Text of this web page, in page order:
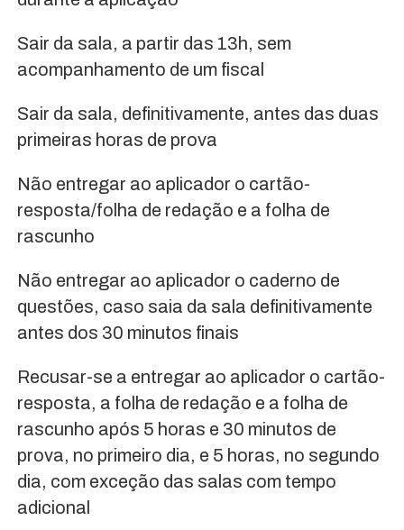
Sair da sala, a partir das 13h, sem
acompanhamento de um fiscal
Sair da sala, definitivamente, antes das duas
primeiras horas de prova
Não entregar ao aplicador o cartão-
resposta/folha de redação e a folha de
rascunho
Não entregar ao aplicador o caderno de
questões, caso saia da sala definitivamente
antes dos 30 minutos finais
Recusar-se a entregar ao aplicador o cartão-
resposta, a folha de redação e a folha de
rascunho após 5 horas e 30 minutos de
prova, no primeiro dia, e 5 horas, no segundo
dia, com exceção das salas com tempo
adicional